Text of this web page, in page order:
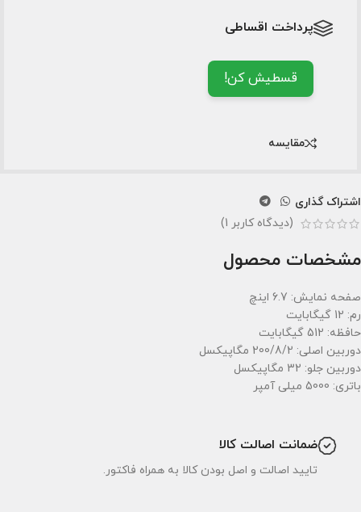
پرداخت اقساطی
قسطیش کن!
مقایسه
اشتراک گذاری
(دیدگاه کاربر 1
)
مشخصات محصول
صفحه نمایش: 6.7 اینچ
رم: 12 گیگابایت
حافظه: 512 گیگابایت
دوربین اصلی: 200/8/2 مگاپیکسل
دوربین جلو: 32 مگاپیکسل
باتری: 5000 میلی آمپر
ضمانت اصالت کالا
تایید اصالت و اصل بودن کالا به همراه فاکتور.